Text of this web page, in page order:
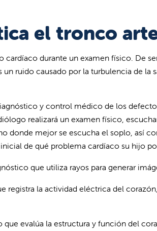
el tronco
durante un examen físico. De
ruido causado por la turbulencia de
y control médico de los
realizará un examen físico,
donde mejor se escucha el soplo, así
de qué problema cardíaco su hijo
que utiliza rayos para generar
registra la actividad eléctrica del
evalúa la estructura y función del